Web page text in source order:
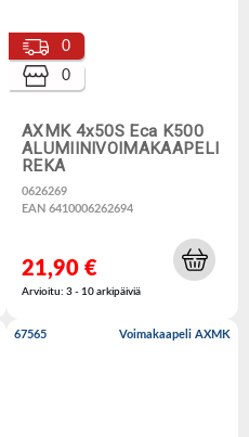
AXMK 4x50S Eca K500
ALUMIINIVOIMAKAAPELI
REKA
0626269
EAN 6410006262694
0
0
21,90 €
Arvioitu: 3 - 10 arkipäiviä
67565 Voimakaapeli AXMK